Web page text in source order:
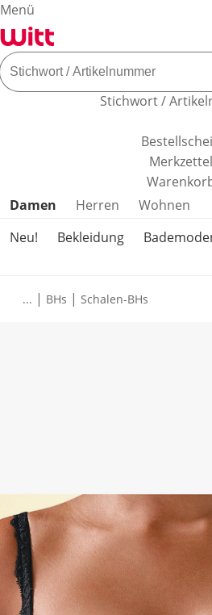
Menü
Stichwort /
Merkzettel
Produktkategorien überspringen
Damen Herren
Wohnen
Neu!
Bekleidung
... | BHs | Schalen-BHs